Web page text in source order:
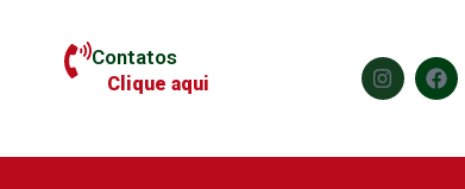
Contatos
Clique aqui